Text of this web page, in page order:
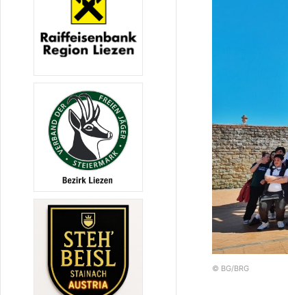
© BG/BRG